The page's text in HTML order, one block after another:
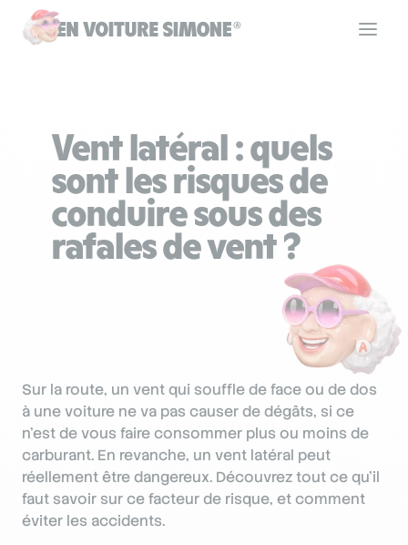
Permis de conduire
Allô Simone
Vent latéral : quels
sont les risques de
conduire sous des
rafales de vent ?
Sur la route, un vent qui souffle de face ou de dos
à une voiture ne va pas causer de dégâts, si ce
n’est de vous faire consommer plus ou moins de
carburant. En revanche, un vent latéral peut
réellement être dangereux. Découvrez tout ce qu’il
faut savoir sur ce facteur de risque, et comment
éviter les accidents.